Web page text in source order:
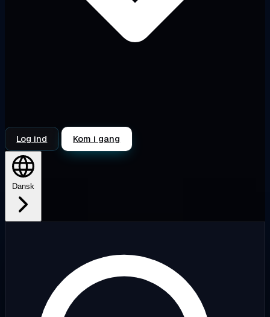
Log ind Kom i gang
Dansk